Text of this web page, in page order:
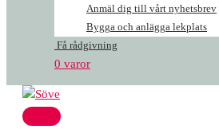
Anmäl dig till vårt nyhetsbrev
Bygga och anlägga lekplats
Få rådgivning
0 varor